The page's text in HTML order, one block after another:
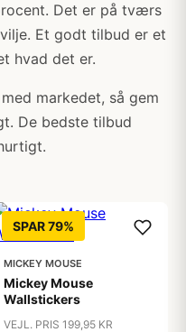
Det er på tværs
Et godt tilbud er et
hvad det er.
markedet, så gem
De bedste tilbud
SPAR 79%
MICKEY MOUSE
Mickey Mouse
Wallstickers
VEJL. PRIS 199,95 KR